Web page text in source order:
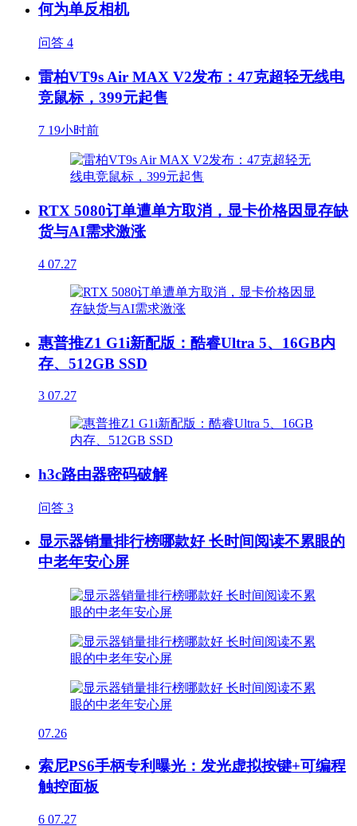
何为单反相机
问答 4
雷柏VT9s Air MAX V2发布：47克超轻无线电
竞鼠标，399元起售
7 19小时前
RTX 5080订单遭单方取消，显卡价格因显存缺
货与AI需求激涨
4 07.27
惠普推Z1 G1i新配版：酷睿Ultra 5、16GB内
存、512GB SSD
3 07.27
h3c路由器密码破解
问答 3
显示器销量排行榜哪款好 长时间阅读不累眼的
中老年安心屏
07.26
索尼PS6手柄专利曝光：发光虚拟按键+可编程
触控面板
6 07.27